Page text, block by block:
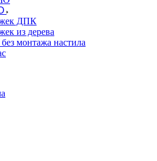
ДПК
из дерева
монтажа настила